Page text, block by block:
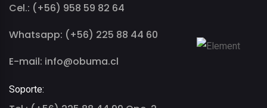
Cel.: (+56) 958 59 82 64
Whatsapp: (+56) 225 88 44 60
E-mail: info@obuma.cl
Soporte: